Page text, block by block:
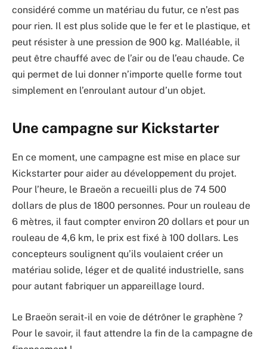
considéré comme un matériau du futur, ce n’est pas
pour rien. Il est plus solide que le fer et le plastique, et
peut résister à une pression de 900 kg. Malléable, il
peut être chauffé avec de l’air ou de l’eau chaude. Ce
qui permet de lui donner n’importe quelle forme tout
simplement en l’enroulant autour d’un objet.
Une campagne sur Kickstarter
En ce moment, une campagne est mise en place sur
Kickstarter pour aider au développement du projet.
Pour l’heure, le Braeön a recueilli plus de 74 500
dollars de plus de 1800 personnes. Pour un rouleau de
6 mètres, il faut compter environ 20 dollars et pour un
rouleau de 4,6 km, le prix est fixé à 100 dollars. Les
concepteurs soulignent qu’ils voulaient créer un
matériau solide, léger et de qualité industrielle, sans
pour autant fabriquer un appareillage lourd.
Le Braeön serait-il en voie de détrôner le graphène ?
Pour le savoir, il faut attendre la fin de la campagne de